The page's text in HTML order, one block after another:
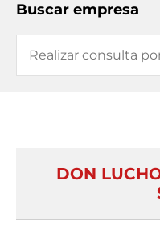
Buscar empresa
DON